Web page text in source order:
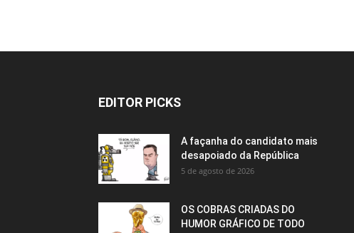
EDITOR PICKS
A façanha do candidato mais
desapoiado da República
5 de agosto de 2026
OS COBRAS CRIADAS DO
HUMOR GRÁFICO DE TODO